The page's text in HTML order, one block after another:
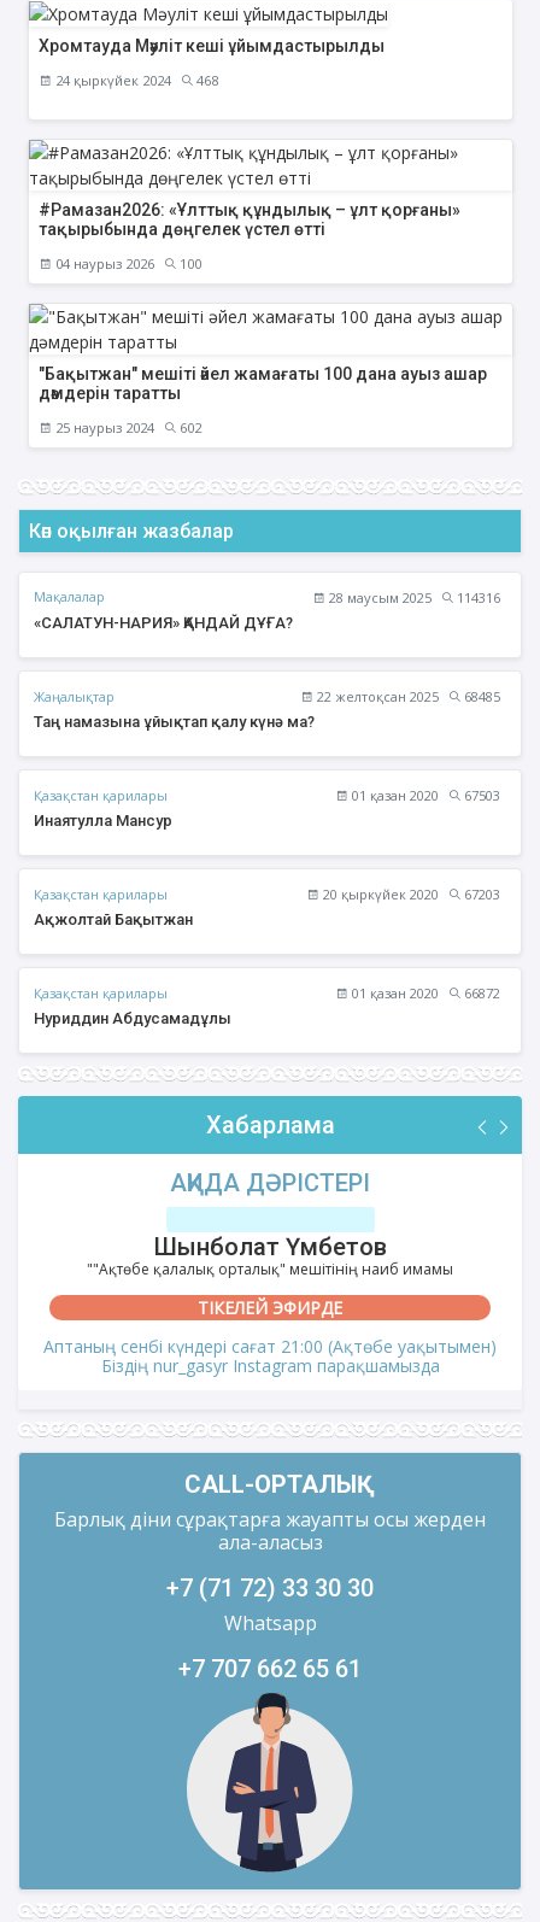
Хромтауда Мәуліт кеші ұйымдастырылды
24 қыркүйек 2024 468
#Рамазан2026: «Ұлттық құндылық – ұлт қорғаны»
тақырыбында дөңгелек үстел өтті
04 наурыз 2026 100
"Бақытжан" мешіті әйел жамағаты 100 дана ауыз ашар
дәмдерін таратты
25 наурыз 2024 602
Көп оқылған жазбалар
Мақалалар 28 маусым 2025
114316
«САЛАТУН-НАРИЯ» ҚАНДАЙ ДҰҒА?
Жаңалықтар 22 желтоқсан 2025
68485
Таң намазына ұйықтап қалу күнә ма?
Қазақстан қарилары 01 қазан 2020
67503
Инаятулла Мансур
Қазақстан қарилары 20 қыркүйек 2020
67203
Ақжолтай Бақытжан
Қазақстан қарилары 01 қазан 2020
66872
Нуриддин Абдусамадұлы
Хабарлама
АҚИДА ДӘРІСТЕРІ
Шынболат Үмбетов
""Ақтөбе қалалық орталық" мешітінің наиб имамы
ТІКЕЛЕЙ ЭФИРДЕ
Аптаның сенбі күндері сағат 21:00 (Ақтөбе уақытымен)
Біздің nur_gasyr Instagram парақшамызда
CALL-ОРТАЛЫҚ
Барлық діни сұрақтарға жауапты осы жерден
ала-аласыз
+7 (71 72) 33 30 30
Whatsapp
+7 707 662 65 61